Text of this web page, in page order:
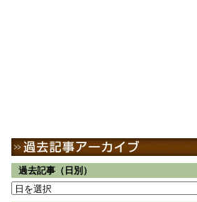
過去記事（日別）